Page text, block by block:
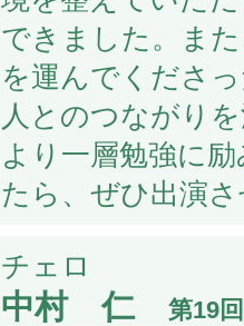
できました。ま
を運んでくださ
人とのつながり
より一層勉強に
たら、ぜひ出演
チェロ
中村 仁 第19